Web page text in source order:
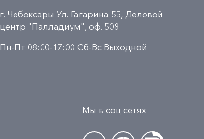
г. Чебоксары Ул. Гагарина 55, Деловой
центр "Палладиум", оф. 508
Пн-Пт 08:00-17:00 Сб-Вс Выходной
Мы в соц сетях